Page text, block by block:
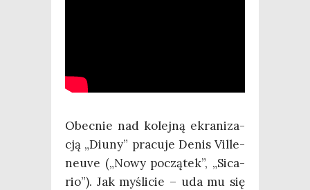
Obec­nie nad kolej­ną ekra­ni­za­
cją „Diu­ny” pra­cu­je Denis Vil­le­
neu­ve („Nowy począ­tek”, „Sica­
rio”). Jak myśli­cie – uda mu się